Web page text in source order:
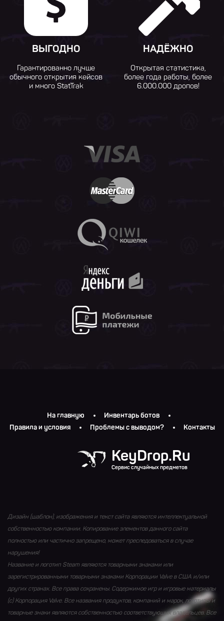
ВЫГОДНО
Гарантированно лучше
обычного открытия кейсов
и много StatTrak
НАДЁЖНО
Открытая статистика,
более года работы, более
6.000.000 дропов!
На главную
Инвентарь ботов
Правила и условия
Проблемы с выводом? Контакты
KeyDrop.Ru
Сервис случайных предметов
Дизайн (шаблон), изображения и текст сайта являются интеллектуальной
собственностью компании. Копирование элементов данного сайта
полностью или частично запрещено, может преследоваться в случае
нарушения!
Название и логотип Steam являются товарными знаками или
зарегистрированными товарными знаками Корпорации Valve в США и/или
других странах. Все права сохранены. Содержимое игр и игровые материалы
(с) Корпорация Valve. Все названия продуктов, компаний и марок, логотипы и
товарные знаки являются собственностью соответствующих владельцев. Все